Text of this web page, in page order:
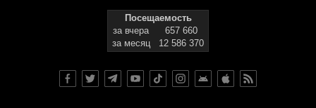
Посещаемость
за вчера
657 660
за месяц
12 586 370